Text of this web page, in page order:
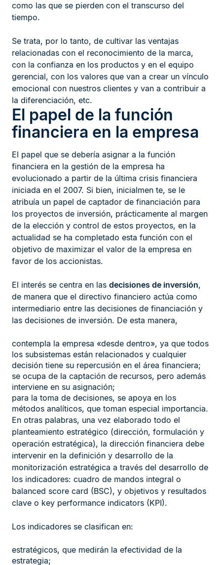
como las que se pierden con el transcurso del
tiempo.
Se trata, por lo tanto, de cultivar las ventajas
relacionadas con el reconocimiento de la marca,
con la confianza en los productos y en el equipo
gerencial, con los valores que van a crear un vínculo
emocional con nuestros clientes y van a contribuir a
la diferenciación, etc.
El papel de la función
financiera en la empresa
El papel que se debería asignar a la función
financiera en la gestión de la empresa ha
evolucionado a partir de la última crisis financiera
iniciada en el 2007. Si bien, inicialmen te, se le
atribuía un papel de captador de financiación para
los proyectos de inversión, prácticamente al margen
de la elección y control de estos proyectos, en la
actualidad se ha completado esta función con el
objetivo de maximizar el valor de la empresa en
favor de los accionistas.
El interés se centra en las decisiones de inversión,
de manera que el directivo financiero actúa como
intermediario entre las decisiones de financiación y
las decisiones de inversión. De esta manera,
contempla la empresa «desde dentro», ya que todos
los subsistemas están relacionados y cualquier
decisión tiene su repercusión en el área financiera;
se ocupa de la captación de recursos, pero además
interviene en su asignación;
para la toma de decisiones, se apoya en los
métodos analíticos, que toman especial importancia.
En otras palabras, una vez elaborado todo el
planteamiento estratégico (dirección, formulación y
operación estratégica), la dirección financiera debe
intervenir en la definición y desarrollo de la
monitorización estratégica a través del desarrollo de
los indicadores: cuadro de mandos integral o
balanced score card (BSC), y objetivos y resultados
clave o key performance indicators (KPI).
Los indicadores se clasifican en:
estratégicos, que medirán la efectividad de la
estrategia;